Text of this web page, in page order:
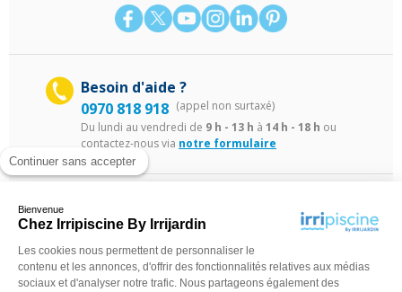
Continuer sans accepter
Bienvenue
Chez Irripiscine By Irrijardin
Les cookies nous permettent de personnaliser le
contenu et les annonces, d'offrir des fonctionnalités relatives aux médias
sociaux et d'analyser notre trafic. Nous partageons également des
Besoin d'aide ?
0970 818 918 (appel non surtaxé)
Du lundi au vendredi de 9 h - 13 h à 14 h - 18 h ou
contactez-nous via notre formulaire
©Irripiscine 2025 Conditions générales de ventes Mentions